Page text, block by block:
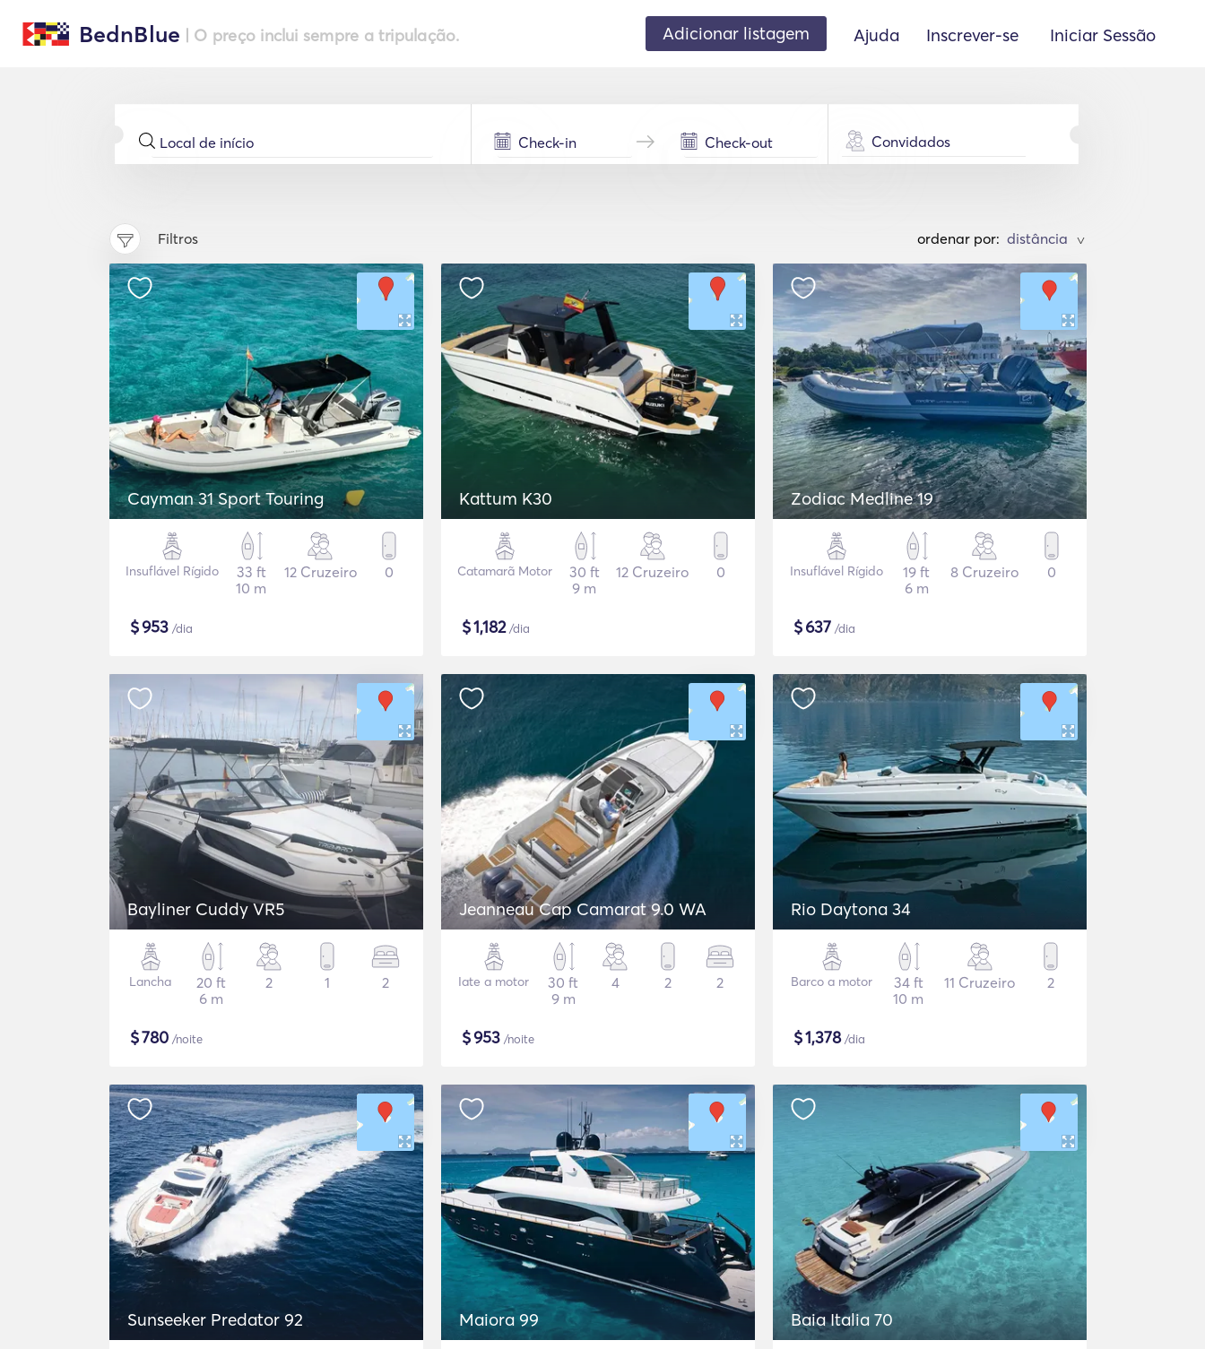
BednBlue | O preço inclui sempre a tripulação. Adicionar listagem Ajuda Inscrever-se Iniciar Sessão
Convidados
Filtros ordenar por: >
Cayman 31 Sport Touring
Insuflável Rígido
33 ft
10 m
12 Cruzeiro 0
$953 /dia
Kattum K30
Catamarã Motor
30 ft
9 m
12 Cruzeiro 0
$1,182/dia
Zodiac Medline 19
Insuflável Rígido
19 ft
6 m
8 Cruzeiro 0
$637 /dia
Bayliner Cuddy VR5
Lancha
20 ft
6 m
2 1 2
$780 /noite
Jeanneau Cap Camarat 9.0 WA
Iate a motor
30 ft
9 m
4 2 2
$953 /noite
Rio Daytona 34
Barco a motor
34 ft
10 m
11 Cruzeiro 2
$1,378/dia
Sunseeker Predator 92 Maiora 99 Baia Italia 70